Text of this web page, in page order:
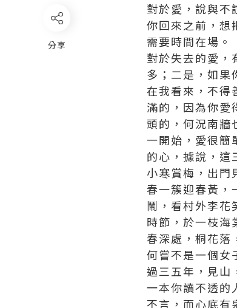
對於愛，說與不
你回來之前，想
需要時間在場。
對於失去的愛，
多；二是，如果
在我看來，不得
滿的，因為你愛
頭的，何況南牆
一開始，愛很簡
的心，據說，這
小寒賞梅，出門
春一簇迎春黃，
鬧，看村外李花
時節，於一枝
春深處，桐花落
何嘗不是一個女
過三五年，見山
一本你讀不透的
不言，而心底有
分享